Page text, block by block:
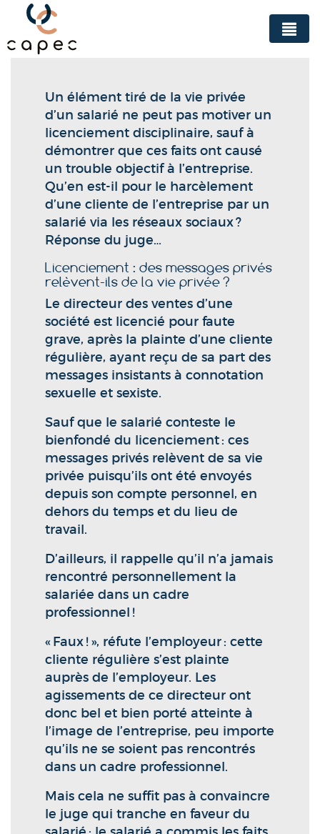
Panneau de gestion des cookies
Un élément tiré de la vie privée
d’un salarié ne peut pas motiver un
licenciement disciplinaire, sauf à
démontrer que ces faits ont causé
un trouble objectif à l’entreprise.
Qu’en est-il pour le harcèlement
d’une cliente de l’entreprise par un
salarié via les réseaux sociaux ?
Réponse du juge…
Licenciement : des messages privés
relèvent-ils de la vie privée ?
Le directeur des ventes d’une
société est licencié pour faute
grave, après la plainte d’une cliente
régulière, ayant reçu de sa part des
messages insistants à connotation
sexuelle et sexiste.
Sauf que le salarié conteste le
bienfondé du licenciement : ces
messages privés relèvent de sa vie
privée puisqu’ils ont été envoyés
depuis son compte personnel, en
dehors du temps et du lieu de
travail.
D’ailleurs, il rappelle qu’il n’a jamais
rencontré personnellement la
salariée dans un cadre
professionnel !
« Faux ! », réfute l’employeur : cette
cliente régulière s’est plainte
auprès de l’employeur. Les
agissements de ce directeur ont
donc bel et bien porté atteinte à
l’image de l’entreprise, peu importe
qu’ils ne se soient pas rencontrés
dans un cadre professionnel.
Mais cela ne suffit pas à convaincre
le juge qui tranche en faveur du